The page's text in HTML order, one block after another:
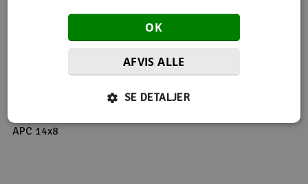
Tip din ven
Produkt information
APC 14x8
OK
AFVIS ALLE
SE DETALJER